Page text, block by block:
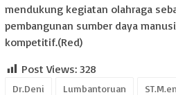
mendukung kegiatan olahraga
pembangunan sumber daya
kompetitif.(Red)
Post Views: 328
Dr.Deni Lumbantoruan